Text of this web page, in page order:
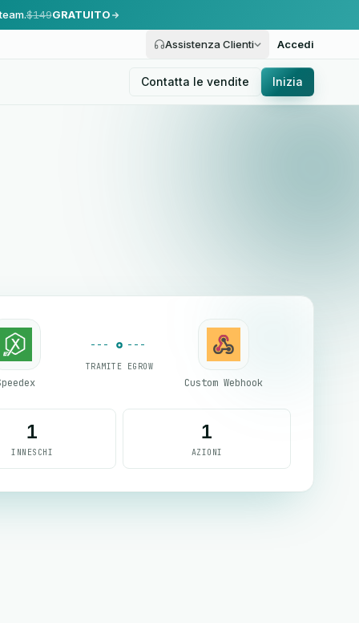
$149GRATUITO
Assistenza Clienti Accedi
Contatta le vendite Inizia
TRAMITE EGROW
Custom Webhook
1
INNESCHI
1
AZIONI